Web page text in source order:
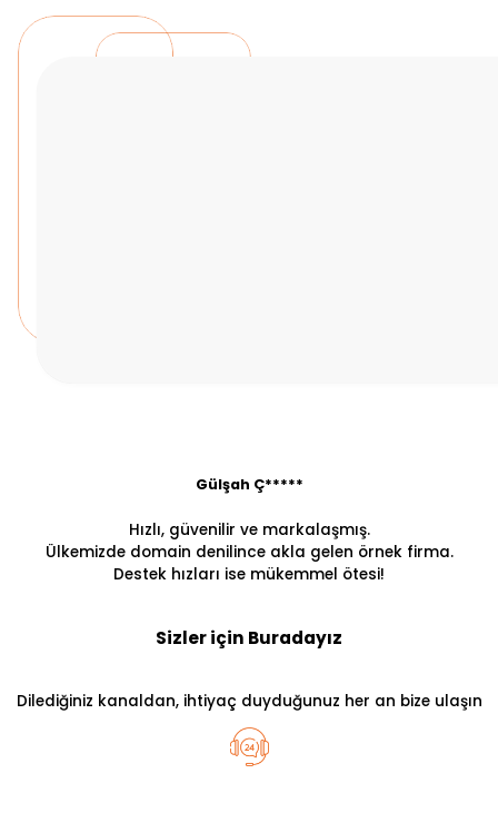
Gülşah Ç*****
Hızlı, güvenilir ve markalaşmış.
Ülkemizde domain denilince akla gelen örnek firma.
Destek hızları ise mükemmel ötesi!
Sizler için Buradayız
Dilediğiniz kanaldan, ihtiyaç duyduğunuz her an bize ulaşın